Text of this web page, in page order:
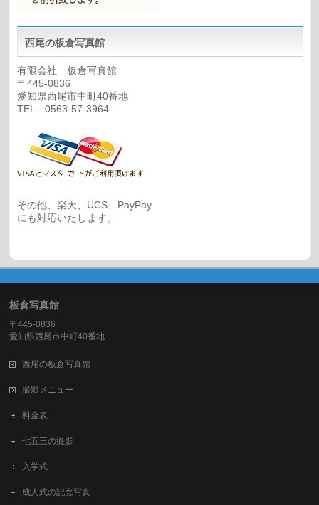
西尾の板倉写真館
有限会社 板倉写真館
〒445-0836
愛知県西尾市中町40番地
TEL 0563-57-3964
その他、楽天、UCS、PayPay
にも対応いたします。
板倉写真館
〒445-0836
愛知県西尾市中町40番地
西尾の板倉写真館
撮影メニュー
料金表
七五三の撮影
入学式
成人式の記念写真